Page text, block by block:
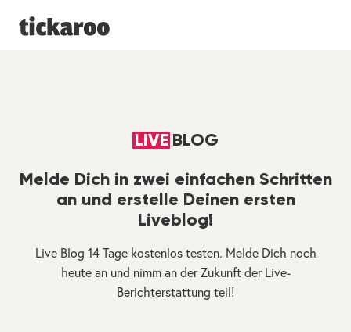
LIVE BLOG
Melde Dich in zwei einfachen Schritten
an und erstelle Deinen ersten
Liveblog!
Live Blog 14 Tage kostenlos testen. Melde Dich noch
heute an und nimm an der Zukunft der Live-
Berichterstattung teil!